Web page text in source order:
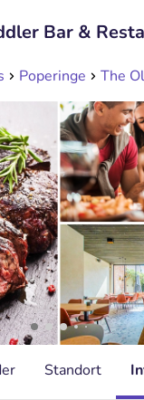
Poperinge The
Bar &
Standort